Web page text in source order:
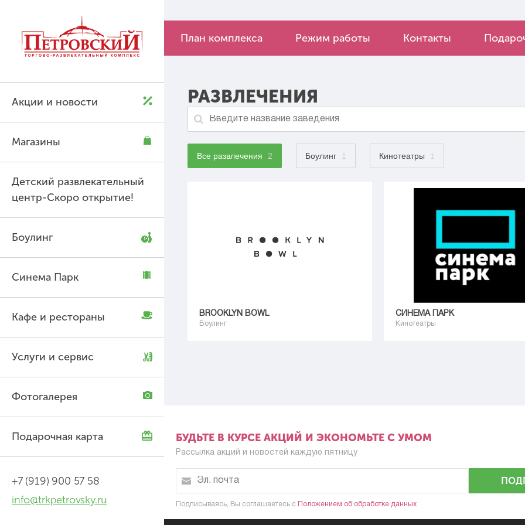
Акции и новости
Магазины
Детский развлекательный
центр-Скоро открытие!
Боулинг
Синема Парк
Кафе и рестораны
Услуги и сервис
Фотогалерея
Подарочная карта
+7 (919) 900 57 58
info@trkpetrovsky.ru
План комплекса Режим работы Контакты
РАЗВЛЕЧЕНИЯ
Все развлечения 2 Боулинг 1 Кинотеатры 1
BROOKLYN BOWL
Боулинг
СИНЕМА ПАРК
Кинотеатры
БУДЬТЕ В КУРСЕ АКЦИЙ И ЭКОНОМЬТЕ С УМОМ
Рассылка акций и новостей каждую пятницу
Подписываясь, Вы соглашаетесь c Положением об обработке данных